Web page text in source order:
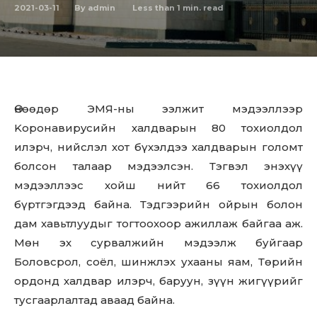
2021-03-11 By admin Less than 1 min. read
Өнөөдөр ЭМЯ-ны ээлжит мэдээллээр
Kopoнaвиpycийн халдварын 80 тохиолдол
илэрч, нийслэл хот бүхэлдээ халдварын голомт
болсон талаар мэдээлсэн. Тэгвэл энэхүү
мэдээллээс хойш нийт 66 тохиолдол
бүртгэгдээд байна. Тэдгээрийн ойрын болон
дам хавьтлуудыг тогтоохоор ажиллаж байгаа аж.
Мөн эх сурвалжийн мэдээлж буйгаар
Боловсрол, соёл, шинжлэх ухааны яам, Төрийн
ордонд халдвар илэрч, баруун, зүүн жигүүрийг
тусгаарлалтад аваад байна.